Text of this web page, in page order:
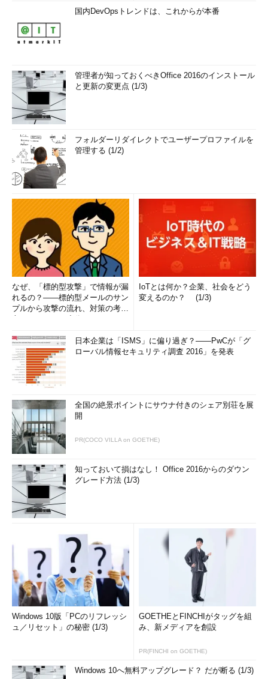
国内DevOpsトレンドは、これからが本番
管理者が知っておくべきOffice 2016のインストール
と更新の変更点 (1/3)
フォルダーリダイレクトでユーザープロファイルを
管理する (1/2)
なぜ、「標的型攻撃」で情報が漏
れるの？――標的型メールのサン
プルから攻撃の流れ、対策の考え
IoTとは何か？企業、社会をどう
変えるのか？ (1/3)
日本企業は「ISMS」に偏り過ぎ？――PwCが「グ
ローバル情報セキュリティ調査 2016」を発表
全国の絶景ポイントにサウナ付きのシェア別荘を展
開
PR(COCO VILLA on GOETHE)
知っておいて損はなし！ Office 2016からのダウン
グレード方法 (1/3)
Windows 10版「PCのリフレッシ
ュ／リセット」の秘密 (1/3)
GOETHEとFINCHIがタッグを組
み、新メディアを創設
PR(FINCHI on GOETHE)
Windows 10へ無料アップグレード？ だが断る (1/3)